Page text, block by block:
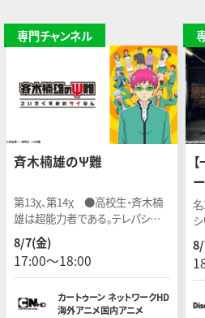
専門チャンネル
斉木楠雄のΨ難
第13χ、第14χ ●高校生・斉木楠
雄は超能力者である。テレパシー、
サイコキネシス、透視、予知、瞬間移
動、千里眼など、何でもかんでも自
由自在。
8/7(金)
17:00〜18:00
カートゥーン ネットワークHD
海外アニメ国内アニメ
名
せ